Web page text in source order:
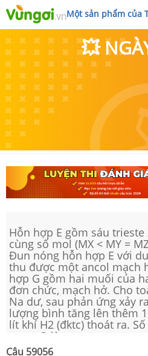
Một sản phẩm của
💥
Hỗn hợp E gồm sáu trieste
cùng số mol (MX < MY =
Đun nóng hỗn hợp E với
thu được một ancol mạch
hợp G gồm hai muối của
đơn chức, mạch hở. Cho
Na dư, sau phản ứng xảy
lượng bình tăng lên thêm
lít khí H2 (đktc) thoát ra.
trong Q là
Câu 59056